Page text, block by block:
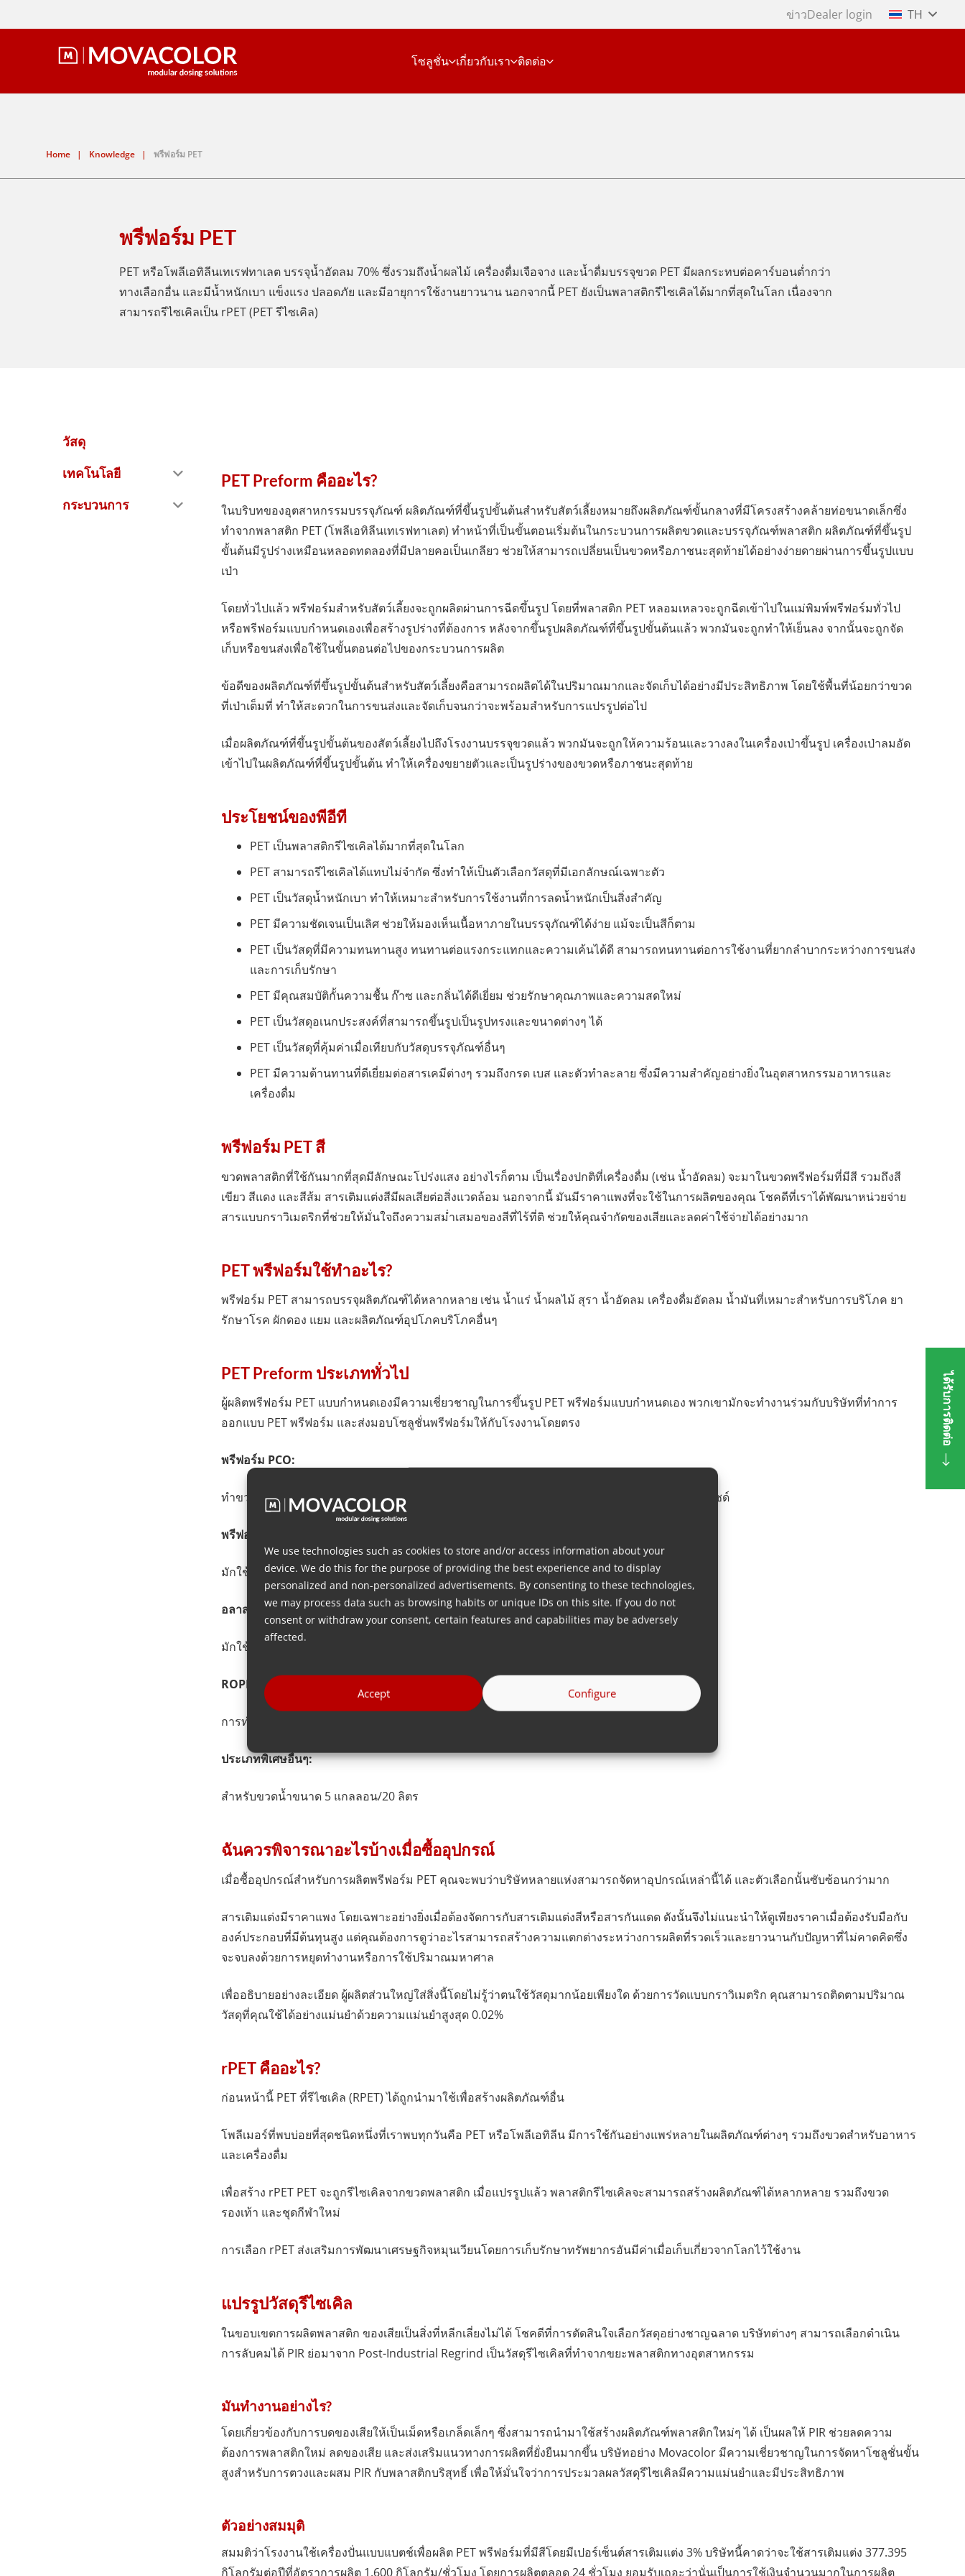
We use technologies such as cookies to store and/or access information about your
device. We do this for the purpose of providing the best experience and to display
personalized and non-personalized advertisements. By consenting to these technologies,
we may process data such as browsing habits or unique IDs on this site. If you do not
consent or withdraw your consent, certain features and capabilities may be adversely
affected.
Accept Configure
ข่าวDealer login TH
โซลูชั่น เกี่ยวกับเรา ติดต่อ
Home | Knowledge | พรีฟอร์ม PET
พรีฟอร์ม PET
PET หรือโพลีเอทิลีนเทเรฟทาเลต บรรจุน้ำอัดลม 70% ซึ่งรวมถึงน้ำผลไม้ เครื่องดื่มเจือจาง และน้ำดื่มบรรจุขวด PET มีผลกระทบต่อคาร์บอนต่ำกว่า
ทางเลือกอื่น และมีน้ำหนักเบา แข็งแรง ปลอดภัย และมีอายุการใช้งานยาวนาน นอกจากนี้ PET ยังเป็นพลาสติกรีไซเคิลได้มากที่สุดในโลก เนื่องจาก
สามารถรีไซเคิลเป็น rPET (PET รีไซเคิล)
วัสดุ
เทคโนโลยี
กระบวนการ
PET Preform คืออะไร?
ในบริบทของอุตสาหกรรมบรรจุภัณฑ์ ผลิตภัณฑ์ที่ขึ้นรูปขั้นต้นสำหรับสัตว์เลี้ยงหมายถึงผลิตภัณฑ์ขั้นกลางที่มีโครงสร้างคล้ายท่อขนาดเล็กซึ่ง
ทำจากพลาสติก PET (โพลีเอทิลีนเทเรฟทาเลต) ทำหน้าที่เป็นขั้นตอนเริ่มต้นในกระบวนการผลิตขวดและบรรจุภัณฑ์พลาสติก ผลิตภัณฑ์ที่ขึ้นรูป
ขั้นต้นมีรูปร่างเหมือนหลอดทดลองที่มีปลายคอเป็นเกลียว ช่วยให้สามารถเปลี่ยนเป็นขวดหรือภาชนะสุดท้ายได้อย่างง่ายดายผ่านการขึ้นรูปแบบ
เป่า
โดยทั่วไปแล้ว พรีฟอร์มสำหรับสัตว์เลี้ยงจะถูกผลิตผ่านการฉีดขึ้นรูป โดยที่พลาสติก PET หลอมเหลวจะถูกฉีดเข้าไปในแม่พิมพ์พรีฟอร์มทั่วไป
หรือพรีฟอร์มแบบกำหนดเองเพื่อสร้างรูปร่างที่ต้องการ หลังจากขึ้นรูปผลิตภัณฑ์ที่ขึ้นรูปขั้นต้นแล้ว พวกมันจะถูกทำให้เย็นลง จากนั้นจะถูกจัด
เก็บหรือขนส่งเพื่อใช้ในขั้นตอนต่อไปของกระบวนการผลิต
ข้อดีของผลิตภัณฑ์ที่ขึ้นรูปขั้นต้นสำหรับสัตว์เลี้ยงคือสามารถผลิตได้ในปริมาณมากและจัดเก็บได้อย่างมีประสิทธิภาพ โดยใช้พื้นที่น้อยกว่าขวด
ที่เป่าเต็มที่ ทำให้สะดวกในการขนส่งและจัดเก็บจนกว่าจะพร้อมสำหรับการแปรรูปต่อไป
เมื่อผลิตภัณฑ์ที่ขึ้นรูปขั้นต้นของสัตว์เลี้ยงไปถึงโรงงานบรรจุขวดแล้ว พวกมันจะถูกให้ความร้อนและวางลงในเครื่องเป่าขึ้นรูป เครื่องเป่าลมอัด
เข้าไปในผลิตภัณฑ์ที่ขึ้นรูปขั้นต้น ทำให้เครื่องขยายตัวและเป็นรูปร่างของขวดหรือภาชนะสุดท้าย
ประโยชน์ของพีอีที
PET เป็นพลาสติกรีไซเคิลได้มากที่สุดในโลก
PET สามารถรีไซเคิลได้แทบไม่จำกัด ซึ่งทำให้เป็นตัวเลือกวัสดุที่มีเอกลักษณ์เฉพาะตัว
PET เป็นวัสดุน้ำหนักเบา ทำให้เหมาะสำหรับการใช้งานที่การลดน้ำหนักเป็นสิ่งสำคัญ
PET มีความชัดเจนเป็นเลิศ ช่วยให้มองเห็นเนื้อหาภายในบรรจุภัณฑ์ได้ง่าย แม้จะเป็นสีก็ตาม
PET เป็นวัสดุที่มีความทนทานสูง ทนทานต่อแรงกระแทกและความเค้นได้ดี สามารถทนทานต่อการใช้งานที่ยากลำบากระหว่างการขนส่ง
และการเก็บรักษา
PET มีคุณสมบัติกั้นความชื้น ก๊าซ และกลิ่นได้ดีเยี่ยม ช่วยรักษาคุณภาพและความสดใหม่
PET เป็นวัสดุอเนกประสงค์ที่สามารถขึ้นรูปเป็นรูปทรงและขนาดต่างๆ ได้
PET เป็นวัสดุที่คุ้มค่าเมื่อเทียบกับวัสดุบรรจุภัณฑ์อื่นๆ
PET มีความต้านทานที่ดีเยี่ยมต่อสารเคมีต่างๆ รวมถึงกรด เบส และตัวทำละลาย ซึ่งมีความสำคัญอย่างยิ่งในอุตสาหกรรมอาหารและ
เครื่องดื่ม
พรีฟอร์ม PET สี
ขวดพลาสติกที่ใช้กันมากที่สุดมีลักษณะโปร่งแสง อย่างไรก็ตาม เป็นเรื่องปกติที่เครื่องดื่ม (เช่น น้ำอัดลม) จะมาในขวดพรีฟอร์มที่มีสี รวมถึงสี
เขียว สีแดง และสีส้ม สารเติมแต่งสีมีผลเสียต่อสิ่งแวดล้อม นอกจากนี้ มันมีราคาแพงที่จะใช้ในการผลิตของคุณ โชคดีที่เราได้พัฒนาหน่วยจ่าย
สารแบบกราวิเมตริกที่ช่วยให้มั่นใจถึงความสม่ำเสมอของสีที่ไร้ที่ติ ช่วยให้คุณจำกัดของเสียและลดค่าใช้จ่ายได้อย่างมาก
PET พรีฟอร์มใช้ทำอะไร?
พรีฟอร์ม PET สามารถบรรจุผลิตภัณฑ์ได้หลากหลาย เช่น น้ำแร่ น้ำผลไม้ สุรา น้ำอัดลม เครื่องดื่มอัดลม น้ำมันที่เหมาะสำหรับการบริโภค ยา
รักษาโรค ผักดอง แยม และผลิตภัณฑ์อุปโภคบริโภคอื่นๆ
PET Preform ประเภททั่วไป
ผู้ผลิตพรีฟอร์ม PET แบบกำหนดเองมีความเชี่ยวชาญในการขึ้นรูป PET พรีฟอร์มแบบกำหนดเอง พวกเขามักจะทำงานร่วมกับบริษัทที่ทำการ
ออกแบบ PET พรีฟอร์ม และส่งมอบโซลูชั่นพรีฟอร์มให้กับโรงงานโดยตรง
พรีฟอร์ม PCO:
ทำขวด PET สำหรับบรรจุน้ำอัดลมและเครื่องดื่มไม่อัดลม เช่น น้ำผลไม้และนมที่ไม่มีคาร์บอนไดออกไซด์
พรีฟอร์ม CTC:
มักใช้บรรจุน้ำมันปรุงอาหารและซีอิ๊ว
อลาสกา พรีฟอร์ม:
มักใช้ทำขวด PET สำหรับน้ำดื่ม
ROPP พรีฟอร์ม:
การทำขวด PET เพื่อใช้ในอุตสาหกรรมยา
ประเภทพิเศษอื่นๆ:
สำหรับขวดน้ำขนาด 5 แกลลอน/20 ลิตร
ฉันควรพิจารณาอะไรบ้างเมื่อซื้ออุปกรณ์
เมื่อซื้ออุปกรณ์สำหรับการผลิตพรีฟอร์ม PET คุณจะพบว่าบริษัทหลายแห่งสามารถจัดหาอุปกรณ์เหล่านี้ได้ และตัวเลือกนั้นซับซ้อนกว่ามาก
สารเติมแต่งมีราคาแพง โดยเฉพาะอย่างยิ่งเมื่อต้องจัดการกับสารเติมแต่งสีหรือสารกันแดด ดังนั้นจึงไม่แนะนำให้ดูเพียงราคาเมื่อต้องรับมือกับ
องค์ประกอบที่มีต้นทุนสูง แต่คุณต้องการดูว่าอะไรสามารถสร้างความแตกต่างระหว่างการผลิตที่รวดเร็วและยาวนานกับปัญหาที่ไม่คาดคิดซึ่ง
จะจบลงด้วยการหยุดทำงานหรือการใช้ปริมาณมหาศาล
เพื่ออธิบายอย่างละเอียด ผู้ผลิตส่วนใหญ่ใส่สิ่งนี้โดยไม่รู้ว่าตนใช้วัสดุมากน้อยเพียงใด ด้วยการวัดแบบกราวิเมตริก คุณสามารถติดตามปริมาณ
วัสดุที่คุณใช้ได้อย่างแม่นยำด้วยความแม่นยำสูงสุด 0.02%
rPET คืออะไร?
ก่อนหน้านี้ PET ที่รีไซเคิล (RPET) ได้ถูกนำมาใช้เพื่อสร้างผลิตภัณฑ์อื่น
โพลีเมอร์ที่พบบ่อยที่สุดชนิดหนึ่งที่เราพบทุกวันคือ PET หรือโพลีเอทิลีน มีการใช้กันอย่างแพร่หลายในผลิตภัณฑ์ต่างๆ รวมถึงขวดสำหรับอาหาร
และเครื่องดื่ม
เพื่อสร้าง rPET PET จะถูกรีไซเคิลจากขวดพลาสติก เมื่อแปรรูปแล้ว พลาสติกรีไซเคิลจะสามารถสร้างผลิตภัณฑ์ได้หลากหลาย รวมถึงขวด
รองเท้า และชุดกีฬาใหม่
การเลือก rPET ส่งเสริมการพัฒนาเศรษฐกิจหมุนเวียนโดยการเก็บรักษาทรัพยากรอันมีค่าเมื่อเก็บเกี่ยวจากโลกไว้ใช้งาน
แปรรูปวัสดุรีไซเคิล
ในขอบเขตการผลิตพลาสติก ของเสียเป็นสิ่งที่หลีกเลี่ยงไม่ได้ โชคดีที่การตัดสินใจเลือกวัสดุอย่างชาญฉลาด บริษัทต่างๆ สามารถเลือกดำเนิน
การลับคมได้ PIR ย่อมาจาก Post-Industrial Regrind เป็นวัสดุรีไซเคิลที่ทำจากขยะพลาสติกทางอุตสาหกรรม
มันทำงานอย่างไร?
โดยเกี่ยวข้องกับการบดของเสียให้เป็นเม็ดหรือเกล็ดเล็กๆ ซึ่งสามารถนำมาใช้สร้างผลิตภัณฑ์พลาสติกใหม่ๆ ได้ เป็นผลให้ PIR ช่วยลดความ
ต้องการพลาสติกใหม่ ลดของเสีย และส่งเสริมแนวทางการผลิตที่ยั่งยืนมากขึ้น บริษัทอย่าง Movacolor มีความเชี่ยวชาญในการจัดหาโซลูชั่นขั้น
สูงสำหรับการตวงและผสม PIR กับพลาสติกบริสุทธิ์ เพื่อให้มั่นใจว่าการประมวลผลวัสดุรีไซเคิลมีความแม่นยำและมีประสิทธิภาพ
ตัวอย่างสมมุติ
สมมติว่าโรงงานใช้เครื่องปั่นแบบแบตช์เพื่อผลิต PET พรีฟอร์มที่มีสีโดยมีเปอร์เซ็นต์สารเติมแต่ง 3% บริษัทนี้คาดว่าจะใช้สารเติมแต่ง 377.395
กิโลกรัมต่อปีที่อัตราการผลิต 1,600 กิโลกรัม/ชั่วโมง โดยการผลิตตลอด 24 ชั่วโมง ยอมรับเถอะว่านั่นเป็นการใช้เงินจำนวนมากในการผลิต
ได้รับการติดต่อ